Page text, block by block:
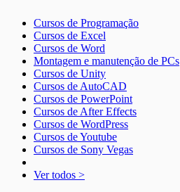
Cursos de Programação
Cursos de Excel
Cursos de Word
Montagem e manutenção de PCs
Cursos de Unity
Cursos de AutoCAD
Cursos de PowerPoint
Cursos de After Effects
Cursos de WordPress
Cursos de Youtube
Cursos de Sony Vegas
Ver todos >